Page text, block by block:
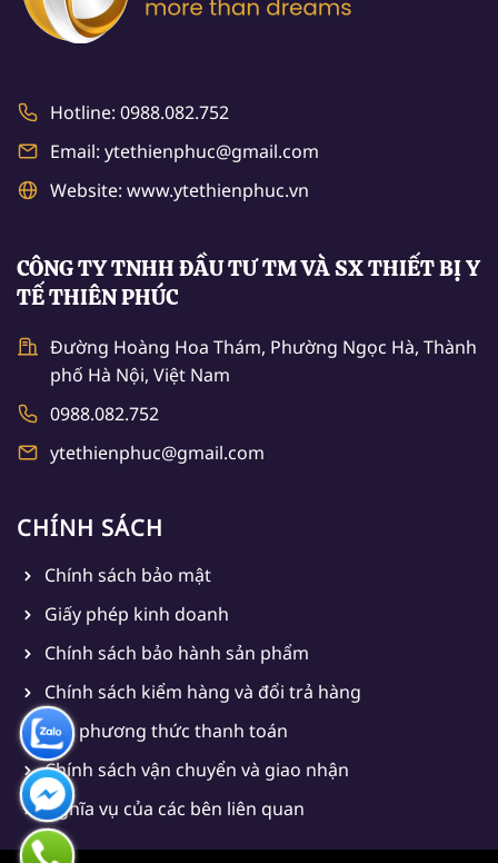
Hotline: 0988.082.752
Email: ytethienphuc@gmail.com
Website: www.ytethienphuc.vn
CÔNG TY TNHH ĐẦU TƯ TM VÀ SX THIẾT BỊ Y
TẾ THIÊN PHÚC
Đường Hoàng Hoa Thám, Phường Ngọc Hà, Thành
phố Hà Nội, Việt Nam
0988.082.752
ytethienphuc@gmail.com
CHÍNH SÁCH
Chính sách bảo mật
Giấy phép kinh doanh
Chính sách bảo hành sản phẩm
Chính sách kiểm hàng và đổi trả hàng
Các phương thức thanh toán
Chính sách vận chuyển và giao nhận
Nghĩa vụ của các bên liên quan